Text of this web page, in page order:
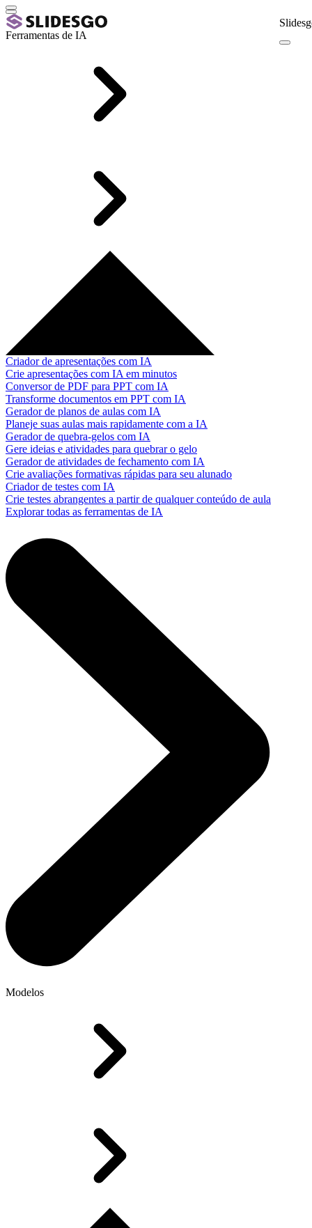
Ferramentas de IA
Criador de apresentações com IA
Crie apresentações com IA em minutos
Conversor de PDF para PPT com IA
Transforme documentos em PPT com IA
Gerador de planos de aulas com IA
Planeje suas aulas mais rapidamente com a IA
Gerador de quebra-gelos com IA
Gere ideias e atividades para quebrar o gelo
Gerador de atividades de fechamento com IA
Crie avaliações formativas rápidas para seu alunado
Criador de testes com IA
Crie testes abrangentes a partir de qualquer conteúdo de aula
Explorar todas as ferramentas de IA
Modelos